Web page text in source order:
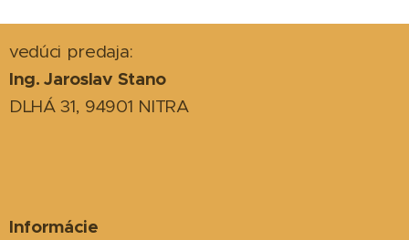
vedúci predaja:
Ing. Jaroslav Stano
DLHÁ 31, 94901 NITRA
Informácie